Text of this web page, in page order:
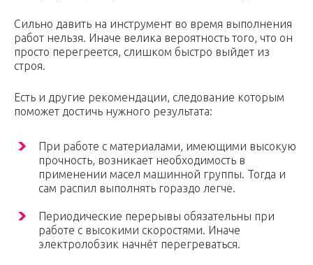
Сильно давить на инструмент во время выполнения
работ нельзя. Иначе велика вероятность того, что он
просто перегреется, слишком быстро выйдет из
строя.
Есть и другие рекомендации, следование которым
поможет достичь нужного результата:
При работе с материалами, имеющими высокую
прочность, возникает необходимость в
применении масел машинной группы. Тогда и
сам распил выполнять гораздо легче.
Периодические перерывы обязательны при
работе с высокими скоростями. Иначе
электролобзик начнёт перегреваться.